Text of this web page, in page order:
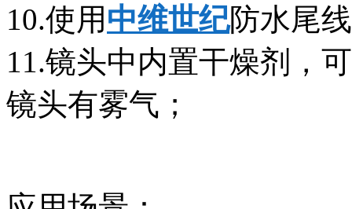
10.使用 中维世纪防水尾
11.镜头中内置干燥剂，
镜头有雾气；